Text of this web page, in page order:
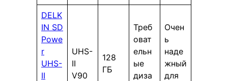
DELK
IN SD
Powe
r
UHS-
II
UHS-
II
V90
128
ГБ
Треб
оват
ельн
ые
диза
Очен
ь
наде
жный
для